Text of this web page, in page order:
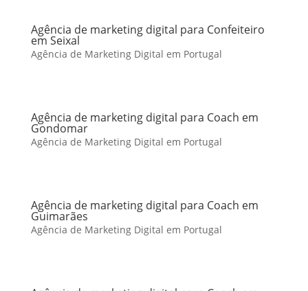
Agência de marketing digital para Confeiteiro
em Seixal
Agência de Marketing Digital em Portugal
Agência de marketing digital para Coach em
Gondomar
Agência de Marketing Digital em Portugal
Agência de marketing digital para Coach em
Guimarães
Agência de Marketing Digital em Portugal